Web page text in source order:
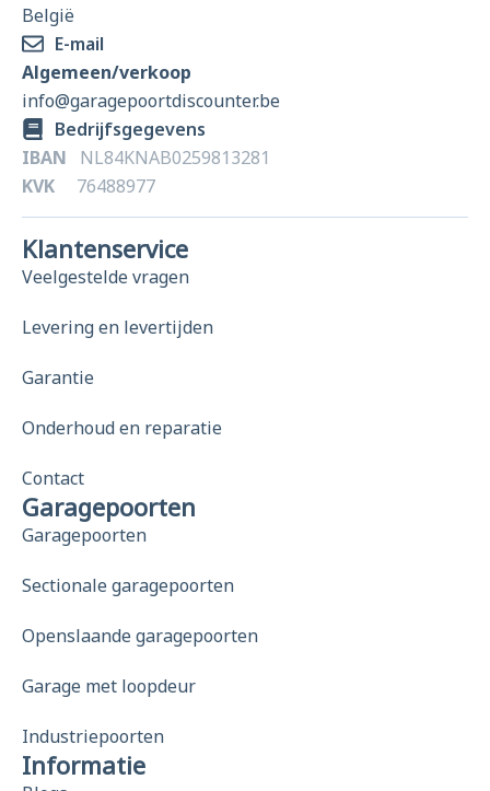
België
E-mail
Algemeen/verkoop
info@garagepoortdiscounter.be
Bedrijfsgegevens
IBAN NL84KNAB0259813281
KVK 76488977
Klantenservice
Veelgestelde vragen
Levering en levertijden
Garantie
Onderhoud en reparatie
Contact
Garagepoorten
Garagepoorten
Sectionale garagepoorten
Openslaande garagepoorten
Garage met loopdeur
Industriepoorten
Informatie